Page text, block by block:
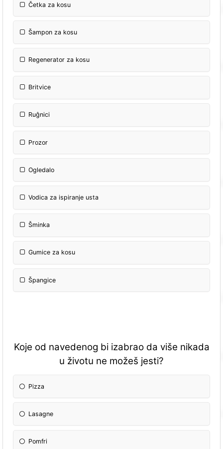
Četka za kosu
Šampon za kosu
Regenerator za kosu
Britvice
Ruĝnici
Prozor
Ogledalo
Vodica za ispiranje usta
Šminka
Gumice za kosu
Špangice
Koje od navedenog bi izabrao da više nikada
u životu ne možeš jesti?
Pizza
Lasagne
Pomfri